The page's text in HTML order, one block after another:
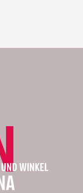
UND WINKEL